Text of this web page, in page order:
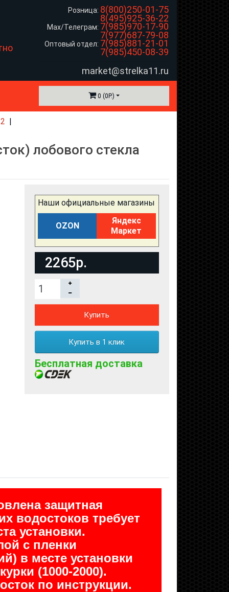
Розница: 8(800)250-01-75
8(495)925-36-22
Max/Телеграм: 7(985)970-17-90
7(977)687-79-08
Оптовый отдел: 7(985)881-21-01
7(985)450-08-39
market@strelka11.ru
0 (0Р.)
лобового стекла
Наши официальные магазины
OZON
Яндекс
Маркет
2265р.
Купить
Купить в 1 клик
Бесплатная доставка
защитная
водостоков требует
установки.
с пленки
в месте установки
(1000-2000).
по инструкции.